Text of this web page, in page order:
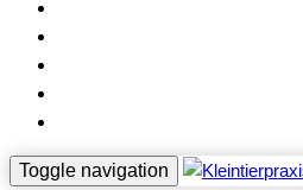
Toggle navigation